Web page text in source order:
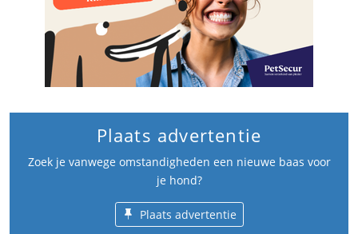
Plaats advertentie
Zoek je vanwege omstandigheden een nieuwe baas voor
je hond?
Plaats advertentie